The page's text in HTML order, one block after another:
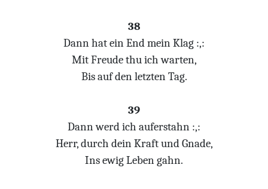
38
Dann hat ein End mein Klag :,:
Mit Freude thu ich warten,
Bis auf den letzten Tag.
39
Dann werd ich auferstahn :,:
Herr, durch dein Kraft und Gnade,
Ins ewig Leben gahn.